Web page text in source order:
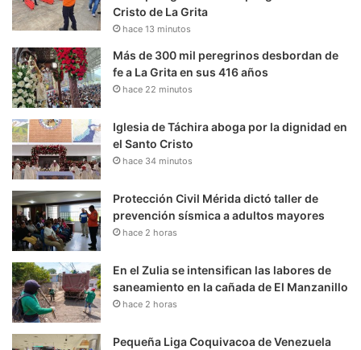
Cristo de La Grita
hace 13 minutos
Más de 300 mil peregrinos desbordan de
fe a La Grita en sus 416 años
hace 22 minutos
Iglesia de Táchira aboga por la dignidad en
el Santo Cristo
hace 34 minutos
Protección Civil Mérida dictó taller de
prevención sísmica a adultos mayores
hace 2 horas
En el Zulia se intensifican las labores de
saneamiento en la cañada de El Manzanillo
hace 2 horas
Pequeña Liga Coquivacoa de Venezuela